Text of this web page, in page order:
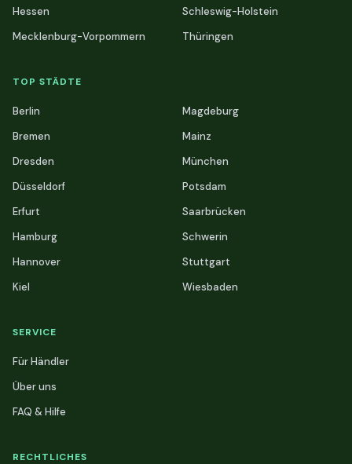
Hessen
Mecklenburg-Vorpommern
Schleswig-Holstein
Thüringen
TOP STÄDTE
Berlin
Bremen
Dresden
Düsseldorf
Erfurt
Hamburg
Hannover
Kiel
Magdeburg
Mainz
München
Potsdam
Saarbrücken
Schwerin
Stuttgart
Wiesbaden
SERVICE
Für Händler
Über uns
FAQ & Hilfe
RECHTLICHES